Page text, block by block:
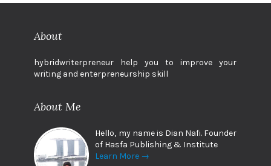
About
hybridwriterpreneur help you to improve your
writing and enterpreneurship skill
About Me
Hello, my name is Dian Nafi. Founder
of Hasfa Publishing & Institute
Learn More →